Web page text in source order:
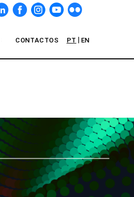
CONTACTOS PT EN